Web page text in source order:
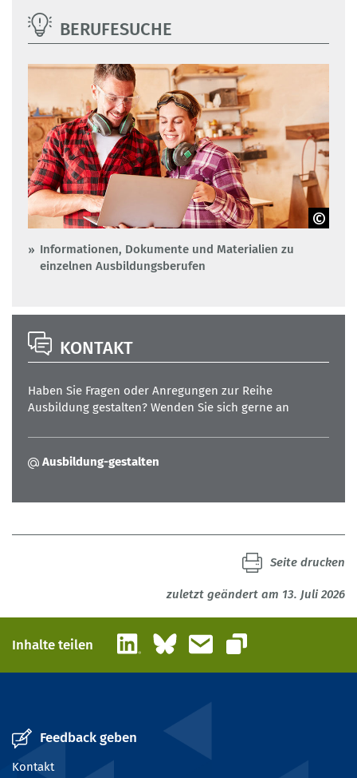
BERUFESUCHE
Robert Kneschke - Adobe Stock
Informationen, Dokumente und Materialien zu
einzelnen Ausbildungsberufen
KONTAKT
Haben Sie Fragen oder Anregungen zur Reihe
Ausbildung gestalten? Wenden Sie sich gerne an
Ausbildung-gestalten
zuletzt geändert am 13. Juli 2026
Seite drucken
Inhalte teilen LinkedInBlueskyE-Mail
Link kopieren
Feedback geben
Kontakt